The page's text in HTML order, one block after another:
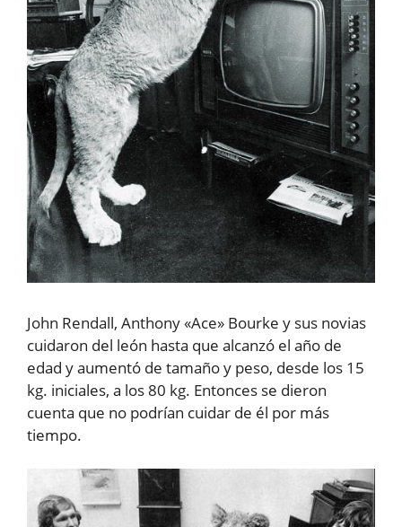
John Rendall, Anthony «Ace» Bourke y sus novias
cuidaron del león hasta que alcanzó el año de
edad y aumentó de tamaño y peso, desde los 15
kg. iniciales, a los 80 kg. Entonces se dieron
cuenta que no podrían cuidar de él por más
tiempo.